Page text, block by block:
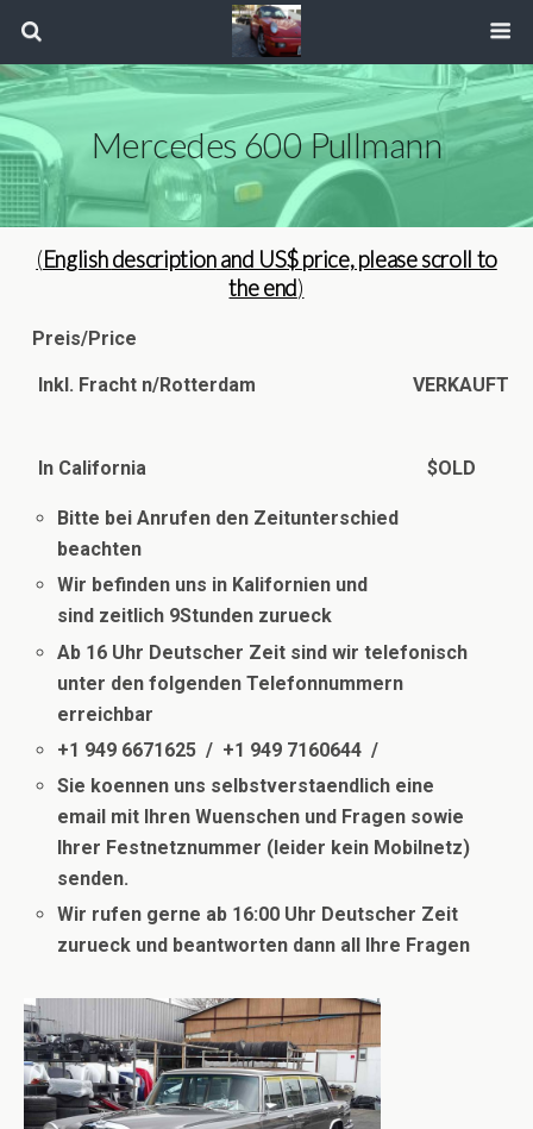
Mercedes 600 Pullmann
(Englishdescriptionand US$ price, please scroll to
the end)
Preis/Price
Inkl. Fracht n/Rotterdam VERKAUFT
In California $OLD
Bitte bei Anrufen den Zeitunterschied
beachten
Wir befinden uns in Kalifornien und
sind zeitlich 9Stunden zurueck
Ab 16 Uhr Deutscher Zeit sind wir telefonisch
unter den folgenden Telefonnummern
erreichbar
+1 949 6671625 / +1 949 7160644 /
Sie koennen uns selbstverstaendlich eine
email mit Ihren Wuenschen und Fragen sowie
Ihrer Festnetznummer (leider kein Mobilnetz)
senden.
Wir rufen gerne ab 16:00 Uhr Deutscher Zeit
zurueck und beantworten dann all Ihre Fragen